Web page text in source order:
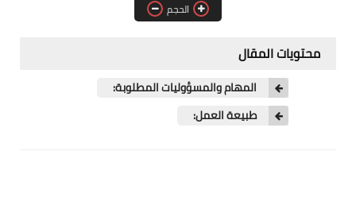
فرص عمل في العراق
فرص عمل في السودان
الحجم
محتويات المقال
المهام والمسؤوليات المطلوبة:
طبيعة العمل: